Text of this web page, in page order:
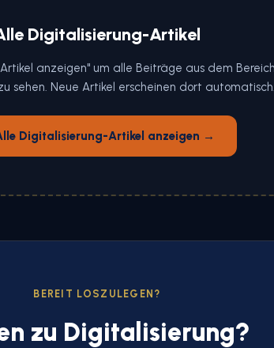
Digitalisierung-Artikel
anzeigen" um alle Beiträge aus dem
sehen. Neue Artikel erscheinen dort
Digitalisierung-Artikel anzeigen →
BEREIT LOSZULEGEN?
zu Digitalisierung?